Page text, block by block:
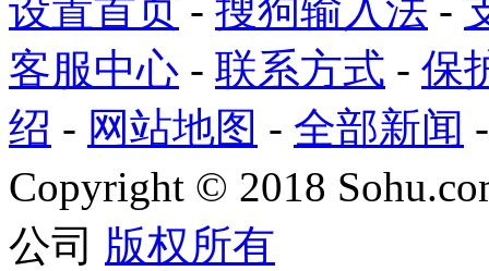
设置首页 - 搜狗输入法 -
客服中心 - 联系方式 - 保
绍 - 网站地图 - 全部新闻
Copyright © 2018
公司 版权所有